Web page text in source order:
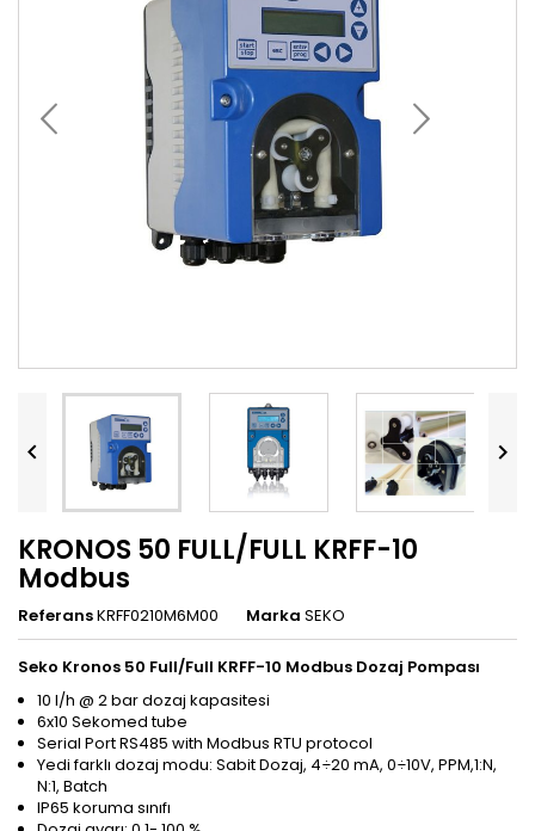
 
KRONOS 50 FULL/FULL KRFF-10
Modbus
ReferansKRFF0210M6M00 Marka SEKO
Seko Kronos 50 Full/Full KRFF-10 Modbus Dozaj Pompası
10 l/h @ 2 bar dozaj kapasitesi
6x10 Sekomed tube
Serial Port RS485 with Modbus RTU protocol
Yedi farklı dozaj modu: Sabit Dozaj, 4÷20 mA, 0÷10V, PPM,1:N,
N:1, Batch
IP65 koruma sınıfı